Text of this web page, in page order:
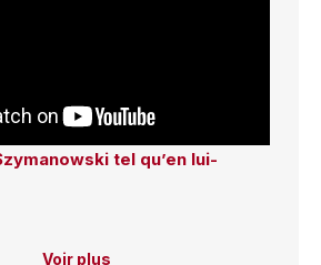
tel qu’en lui-
Voir plus